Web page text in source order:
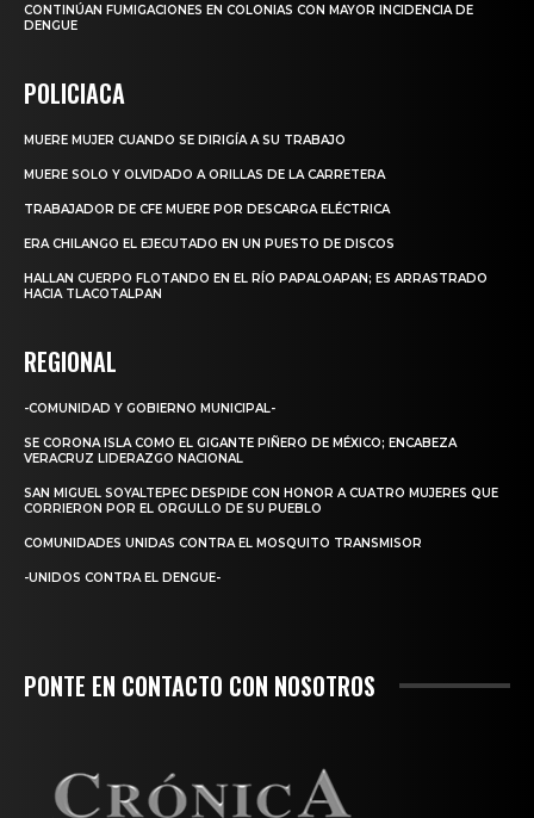
CONTINÚAN FUMIGACIONES EN COLONIAS CON MAYOR INCIDENCIA DE
DENGUE
POLICIACA
MUERE MUJER CUANDO SE DIRIGÍA A SU TRABAJO
MUERE SOLO Y OLVIDADO A ORILLAS DE LA CARRETERA
TRABAJADOR DE CFE MUERE POR DESCARGA ELÉCTRICA
ERA CHILANGO EL EJECUTADO EN UN PUESTO DE DISCOS
HALLAN CUERPO FLOTANDO EN EL RÍO PAPALOAPAN; ES ARRASTRADO
HACIA TLACOTALPAN
REGIONAL
-COMUNIDAD Y GOBIERNO MUNICIPAL-
SE CORONA ISLA COMO EL GIGANTE PIÑERO DE MÉXICO; ENCABEZA
VERACRUZ LIDERAZGO NACIONAL
SAN MIGUEL SOYALTEPEC DESPIDE CON HONOR A CUATRO MUJERES QUE
CORRIERON POR EL ORGULLO DE SU PUEBLO
COMUNIDADES UNIDAS CONTRA EL MOSQUITO TRANSMISOR
-UNIDOS CONTRA EL DENGUE-
PONTE EN CONTACTO CON NOSOTROS